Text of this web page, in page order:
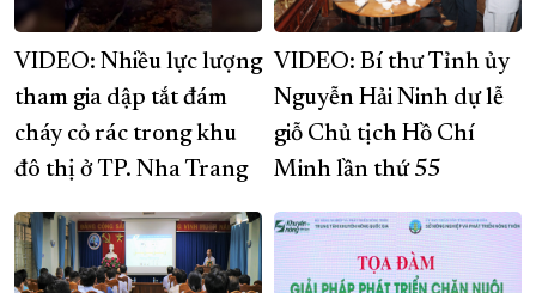
VIDEO: Nhiều lực lượng
tham gia dập tắt đám
cháy cỏ rác trong khu
đô thị ở TP. Nha Trang
VIDEO: Bí thư Tỉnh ủy
Nguyễn Hải Ninh dự lễ
giỗ Chủ tịch Hồ Chí
Minh lần thứ 55